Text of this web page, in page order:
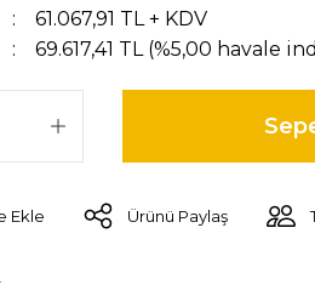
61.067,91 TL + KDV
69.617,41 TL (%5,00 havale
Ürünü Paylaş